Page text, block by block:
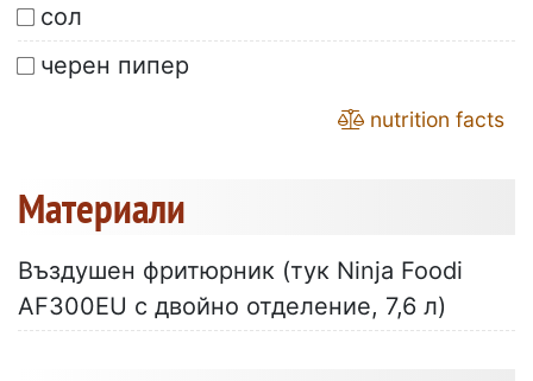
сол
черен пипер
nutrition facts
Материали
Въздушен фритюрник (тук Ninja Foodi
AF300EU с двойно отделение, 7,6 л)